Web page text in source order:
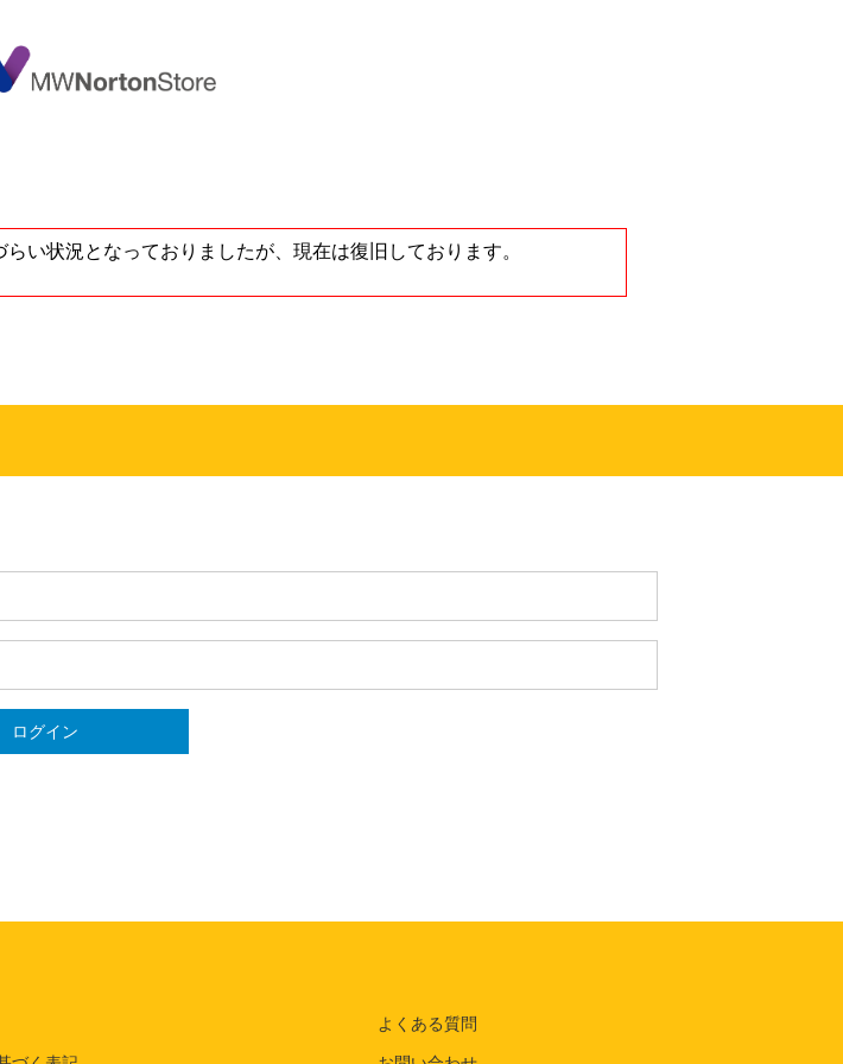
い状況となっておりましたが、現在は復旧しております。
ログイン
よくある質問